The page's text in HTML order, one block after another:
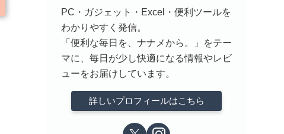
PC・ガジェット・Excel・便利ツールを
わかりやすく発信。
「便利な毎日を、ナナメから。」をテー
マに、毎日が少し快適になる情報やレビ
ューをお届けしています。
詳しいプロフィールはこちら